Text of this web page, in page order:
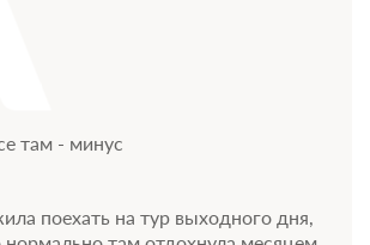
там - минус
поехать на тур выходного дня,